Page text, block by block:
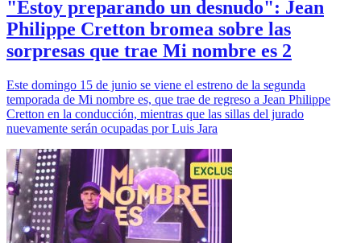
"Estoy preparando un desnudo": Jean
Philippe Cretton bromea sobre las
sorpresas que trae Mi nombre es 2
Este domingo 15 de junio se viene el estreno de la segunda
temporada de Mi nombre es, que trae de regreso a Jean Philippe
Cretton en la conducción, mientras que las sillas del jurado
nuevamente serán ocupadas por Luis Jara